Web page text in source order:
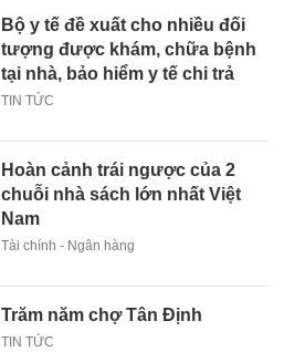
Bộ y tế đề xuất cho nhiều đối
tượng được khám, chữa bệnh
tại nhà, bảo hiểm y tế chi trả
TIN TỨC
Hoàn cảnh trái ngược của 2
chuỗi nhà sách lớn nhất Việt
Nam
Tài chính - Ngân hàng
Trăm năm chợ Tân Định
TIN TỨC